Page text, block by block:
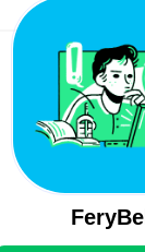
FeryBel